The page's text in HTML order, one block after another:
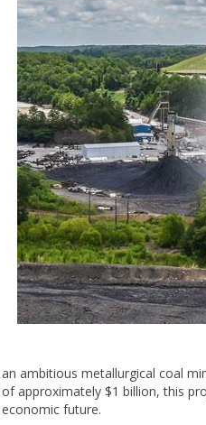
an ambitious metallurgical coal
of approximately $1 billion, this
economic future.